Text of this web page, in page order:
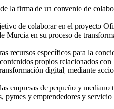
la firma de un convenio de
de colaborar en el proyecto
Murcia en su proceso de
específicos para la
propios relacionados
digital, mediante
empresas de pequeño y mediano
y emprendedores y